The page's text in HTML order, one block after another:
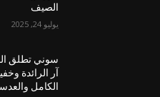
الصيف
يوليو 24, 2025
آر الرائدة
الكامل